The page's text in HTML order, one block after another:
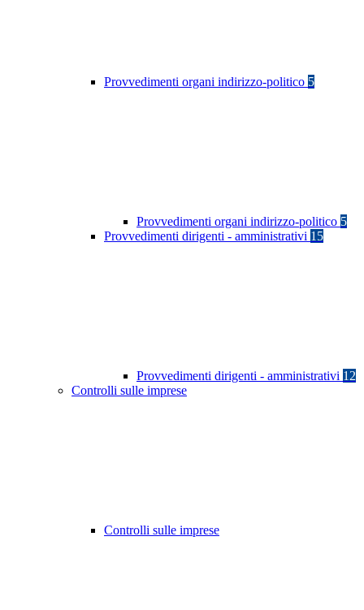
Provvedimenti organi indirizzo-politico 5
Provvedimenti organi indirizzo-politico 5
Provvedimenti dirigenti - amministrativi 15
Provvedimenti dirigenti - amministrativi 12
Controlli sulle imprese
Controlli sulle imprese